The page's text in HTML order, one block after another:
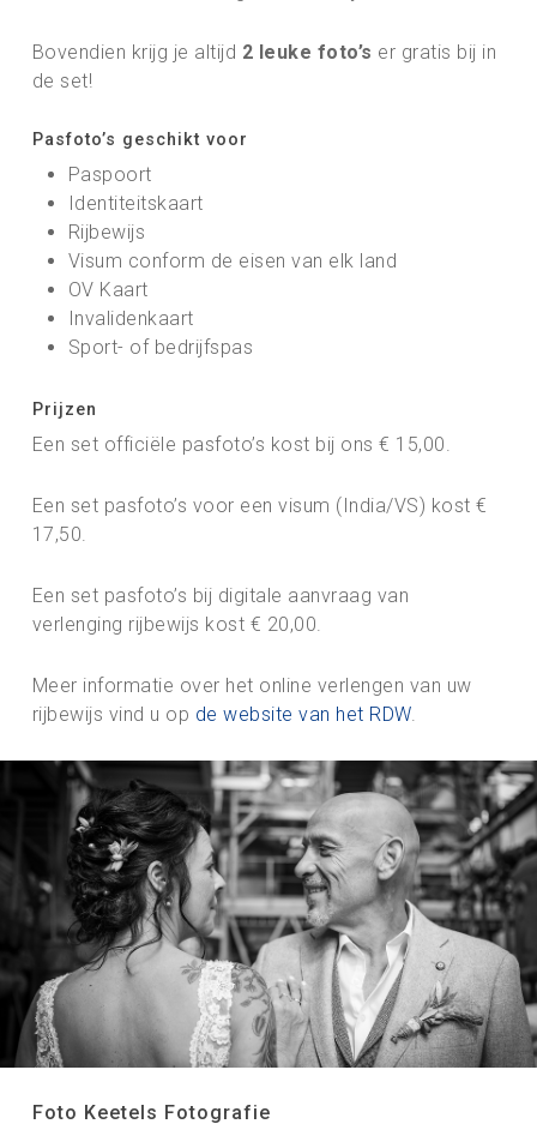
Bovendien krijg je altijd 2 leuke foto’s er gratis bij in
de set!
Pasfoto’s geschikt voor
Paspoort
Identiteitskaart
Rijbewijs
Visum conform de eisen van elk land
OV Kaart
Invalidenkaart
Sport- of bedrijfspas
Prijzen
Een set officiële pasfoto’s kost bij ons € 15,00.
Een set pasfoto’s voor een visum (India/VS) kost €
17,50.
Een set pasfoto’s bij digitale aanvraag van
verlenging rijbewijs kost € 20,00.
Meer informatie over het online verlengen van uw
rijbewijs vind u op de website van het RDW.
Foto Keetels Fotografie